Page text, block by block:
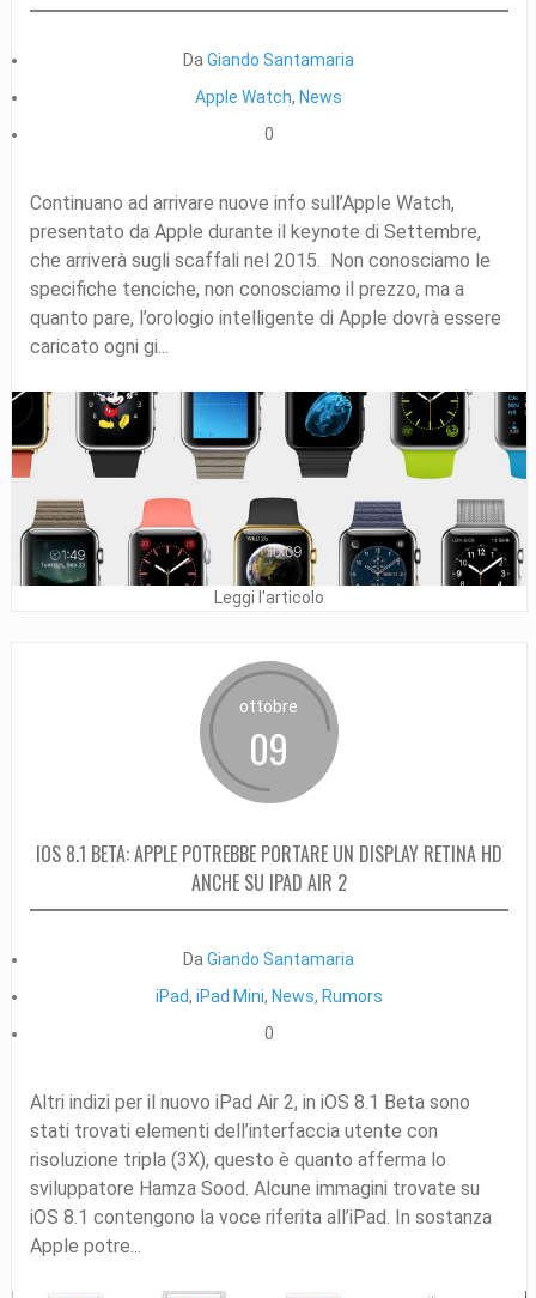
DaGiando Santamaria
Apple Watch, News
0
Continuano ad arrivare nuove info sull’Apple Watch,
presentato da Apple durante il keynote di Settembre,
che arriverà sugli scaffali nel 2015. Non conosciamo le
specifiche tenciche, non conosciamo il prezzo, ma a
quanto pare, l’orologio intelligente di Apple dovrà essere
caricato ogni gi...
Leggi l'articolo
ottobre
09
IOS 8.1 BETA: APPLE POTREBBE PORTARE UN DISPLAY RETINA HD
ANCHE SU IPAD AIR 2
DaGiando Santamaria
iPad, iPad Mini, News, Rumors
0
Altri indizi per il nuovo iPad Air 2, in iOS 8.1 Beta sono
stati trovati elementi dell’interfaccia utente con
risoluzione tripla (3X), questo è quanto afferma lo
sviluppatore Hamza Sood. Alcune immagini trovate su
iOS 8.1 contengono la voce riferita all’iPad. In sostanza
Apple potre...